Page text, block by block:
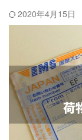
2020年4月15日